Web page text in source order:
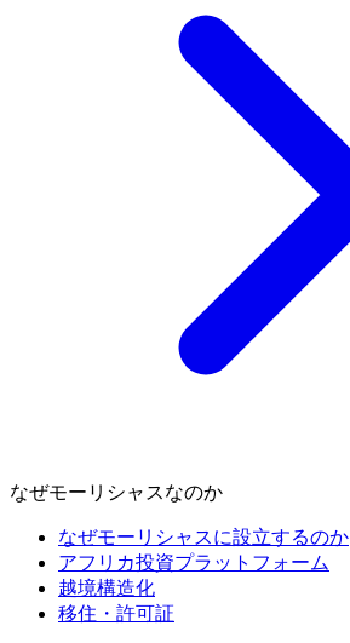
なぜモーリシャスなのか
なぜモーリシャスに設立するのか
アフリカ投資プラットフォーム
越境構造化
移住・許可証